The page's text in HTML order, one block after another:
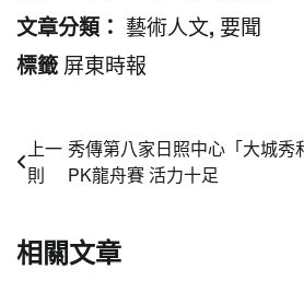
文章分類： 藝術人文, 要聞
標籤 屏東時報
文
章
導
覽
上一
則
秀傳第八家日照中心「大城
PK龍舟賽 活力十足
相關文章